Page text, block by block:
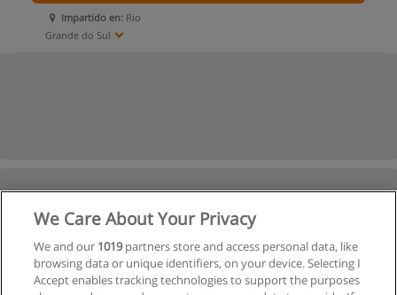
Impartido en: Rio
Grande do Sul
We Care About Your Privacy
We and our 1019partners store and access personal data, like
browsing data or unique identifiers, on your device. Selecting I
Accept enables tracking technologies to support the purposes